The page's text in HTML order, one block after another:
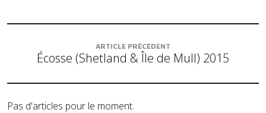
ARTICLE PRÉCÉDENT
Écosse (Shetland & Île de Mull) 2015
Pas d'articles pour le moment.